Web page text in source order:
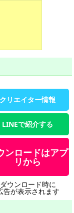
クリエイター情報
LINEで紹介する
ンロードはアプ
リから
ダウンロード時に
告が表示されます